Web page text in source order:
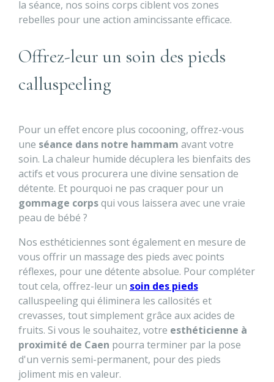
la séance, nos soins corps ciblent vos zones
rebelles pour une action amincissante efficace.
Offrez-leur un soin des pieds
calluspeeling
Pour un effet encore plus cocooning, offrez-vous
une séance dans notre hammam avant votre
soin. La chaleur humide décuplera les bienfaits des
actifs et vous procurera une divine sensation de
détente. Et pourquoi ne pas craquer pour un
gommage corpsqui vous laissera avec une vraie
peau de bébé ?
Nos esthéticiennes sont également en mesure de
vous offrir un massage des pieds avec points
réflexes, pour une détente absolue. Pour compléter
tout cela, offrez-leur un soin des pieds
calluspeeling qui éliminera les callosités et
crevasses, tout simplement grâce aux acides de
fruits. Si vous le souhaitez, votre esthéticienne à
proximité de Caen pourra terminer par la pose
d'un vernis semi-permanent, pour des pieds
joliment mis en valeur.